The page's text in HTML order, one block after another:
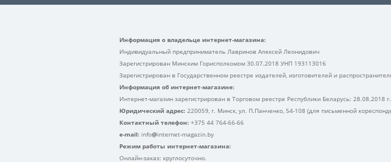
Информация о владельце интернет-магазина:
Индивидуальный предприниматель Лавринов Алексей Леонидович
Зарегистрирован Минским Горисполкомом 30.07.2018 УНП 193113016
Зарегистрирован в Государственном реестре издателей, изготовителей и
Информация об интернет-магазине:
Интернет-магазин зарегистрирован в Торговом реестре Республики Беларусь: 28.08.2018 г.
Юридический адрес: 220059, г. Минск, ул. П.Панченко, 54-108 (для письменной
Контактный телефон: +375 44 764-66-66
e-mail: info@internet-magazin.by
Режим работы интернет-магазина:
Онлайн-заказ: круглосуточно.